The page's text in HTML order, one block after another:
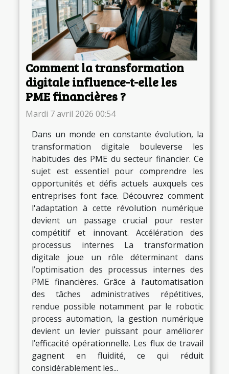
Comment la transformation
digitale influence-t-elle les
PME financières ?
Mardi 7 avril 2026 00:54
Dans un monde en constante évolution, la
transformation digitale bouleverse les
habitudes des PME du secteur financier. Ce
sujet est essentiel pour comprendre les
opportunités et défis actuels auxquels ces
entreprises font face. Découvrez comment
l'adaptation à cette révolution numérique
devient un passage crucial pour rester
compétitif et innovant. Accélération des
processus internes La transformation
digitale joue un rôle déterminant dans
l’optimisation des processus internes des
PME financières. Grâce à l’automatisation
des tâches administratives répétitives,
rendue possible notamment par le robotic
process automation, la gestion numérique
devient un levier puissant pour améliorer
l’efficacité opérationnelle. Les flux de travail
gagnent en fluidité, ce qui réduit
considérablement les...